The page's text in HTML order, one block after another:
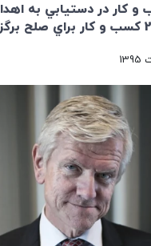
كار در دستيابي به